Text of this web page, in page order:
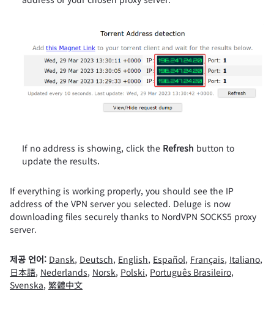
If no address is showing, click the Refresh button to
update the results.
If everything is working properly, you should see the IP
address of the VPN server you selected. Deluge is now
downloading files securely thanks to NordVPN SOCKS5 proxy
server.
제공 언어: Dansk, Deutsch, English, Español, Français, Italiano,
日本語, Nederlands, Norsk, Polski, Português Brasileiro,
Svenska, 繁體中文